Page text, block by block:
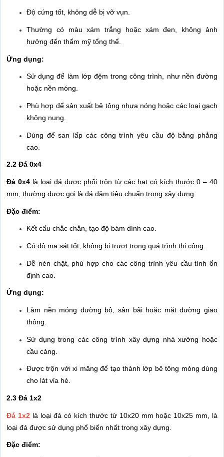
Độ cứng tốt, không dễ bị vỡ vụn.
Thường có màu xám trắng hoặc xám đen, không ảnh
hưởng đến thẩm mỹ tổng thể.
Ứng dụng:
Sử dụng để làm lớp đệm trong công trình, như nền đường
hoặc nền móng.
Phù hợp để sản xuất bê tông nhựa nóng hoặc các loại gạch
không nung.
Dùng để san lấp các công trình yêu cầu độ bằng phẳng
cao.
2.2 Đá 0x4
Đá 0x4 là loại đá được phối trộn từ các hạt có kích thước 0 – 40
mm, thường được gọi là đá dăm tiêu chuẩn trong xây dựng.
Đặc điểm:
Kết cấu chắc chắn, tạo độ bám dính cao.
Có độ ma sát tốt, không bị trượt trong quá trình thi công.
Dễ nén chặt, phù hợp cho các công trình yêu cầu tính ổn
định cao.
Ứng dụng:
Làm nền móng đường bộ, sân bãi hoặc mặt đường giao
thông.
Sử dụng trong các công trình xây dựng nhà xưởng hoặc
cầu cảng.
Được trộn với xi măng để tạo thành lớp bê tông mỏng dùng
cho lát vỉa hè.
2.3 Đá 1x2
Đá 1x2là loại đá có kích thước từ 10x20 mm hoặc 10x25 mm, là
loại đá được sử dụng phổ biến nhất trong xây dựng.
Đặc điểm: